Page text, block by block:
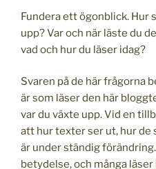
Fundera ett ögonblick. Hur
upp? Var och när läste du
vad och hur du läser idag?
Svaren på de här frågorna
är som läser den här
var du växte upp. Vid en
att hur texter ser ut, hur de
är under ständig
betydelse, och många